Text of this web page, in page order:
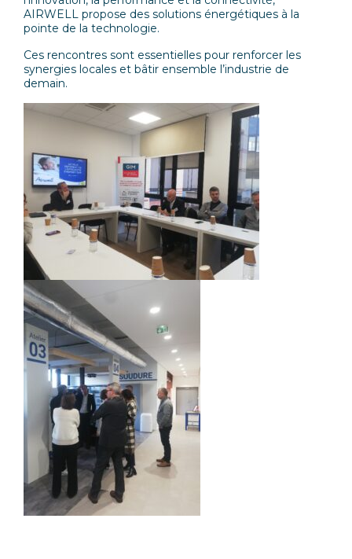
AIRWELL propose des solutions énergétiques à la
pointe de la technologie.
Ces rencontres sont essentielles pour renforcer les
synergies locales et bâtir ensemble l’industrie de
demain.